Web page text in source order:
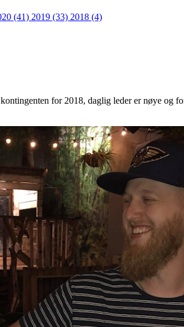
(41) 2019 (33) 2018 (4)
for 2018, daglig leder er nøye og